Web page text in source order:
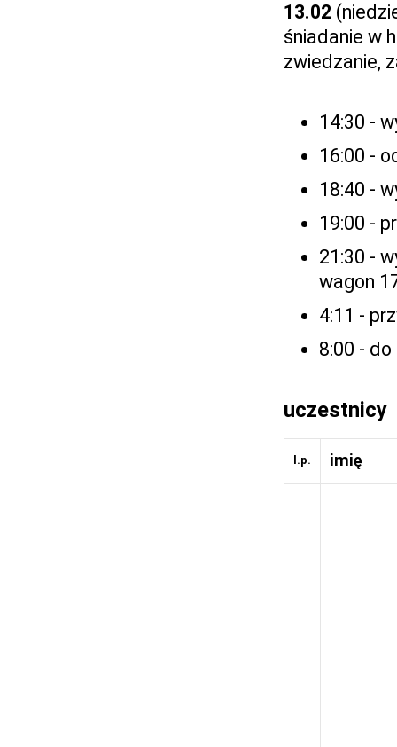
13.02
śniadanie w
zwiedzanie,
14:30 -
16:00 -
18:40 -
19:00 -
21:30 -
wagon
4:11 -
8:00 -
uczestnicy
l.p. imię